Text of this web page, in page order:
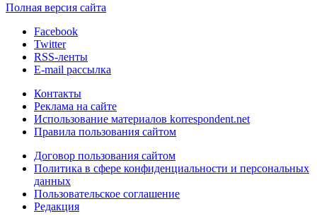
Полная версия сайта
Facebook
Twitter
RSS-ленты
E-mail рассылка
Контакты
Реклама на сайте
Использование материалов korrespondent.net
Правила пользования сайтом
Договор пользования сайтом
Политика в сфере конфиденциальности и персональных
данных
Пользовательское соглашение
Редакция